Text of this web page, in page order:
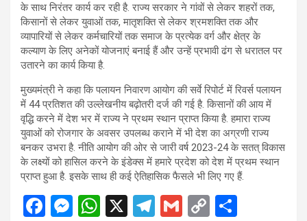
के साथ निरंतर कार्य कर रही है. राज्य सरकार ने गांवों से लेकर शहरों तक,
किसानों से लेकर युवाओं तक, मातृशक्ति से लेकर श्रमशक्ति तक और
व्यापारियों से लेकर कर्मचारियों तक समाज के प्रत्येक वर्ग और क्षेत्र के
कल्याण के लिए अनेकों योजनाएं बनाई हैं और उन्हें प्रभावी ढंग से धरातल पर
उतारने का कार्य किया है.
मुख्यमंत्री ने कहा कि पलायन निवारण आयोग की सर्वे रिपोर्ट में रिवर्स पलायन
में 44 प्रतिशत की उल्लेखनीय बढ़ोतरी दर्ज की गई है. किसानों की आय में
वृद्धि करने में देश भर में राज्य ने प्रथम स्थान प्राप्त किया है. हमारा राज्य
युवाओं को रोजगार के अवसर उपलब्ध कराने में भी देश का अग्रणी राज्य
बनकर उभरा है. नीति आयोग की ओर से जारी वर्ष 2023-24 के सतत् विकास
के लक्ष्यों को हासिल करने के इंडेक्स में हमारे प्रदेश को देश में प्रथम स्थान
प्राप्त हुआ है. इसके साथ ही कई ऐतिहासिक फैसले भी लिए गए हैं.
F
M W X
T
G
C